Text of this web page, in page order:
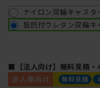
ナイロン双輪キャスタ
抵抗付ウレタン双輪キ
■【法人向け】無料見積・